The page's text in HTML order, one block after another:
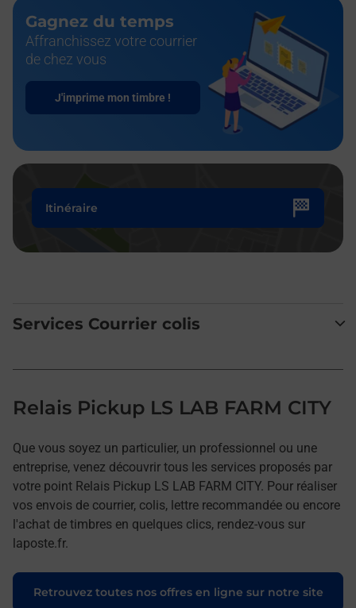
Gagnez du temps
Affranchissez votre courrier
de chez vous
J'imprime mon timbre !
Itinéraire
Services Courrier colis
Relais Pickup LS LAB FARM CITY
Que vous soyez un particulier, un professionnel ou une
entreprise, venez découvrir tous les services proposés par
votre point Relais Pickup LS LAB FARM CITY. Pour réaliser
vos envois de courrier, colis, lettre recommandée ou encore
l'achat de timbres en quelques clics, rendez-vous sur
laposte.fr.
Retrouvez toutes nos offres en ligne sur notre site